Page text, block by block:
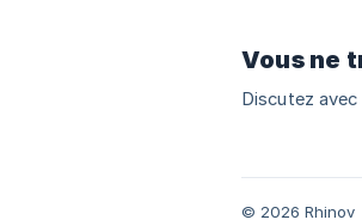
Vous ne
Discutez
© 2026 Rhinov